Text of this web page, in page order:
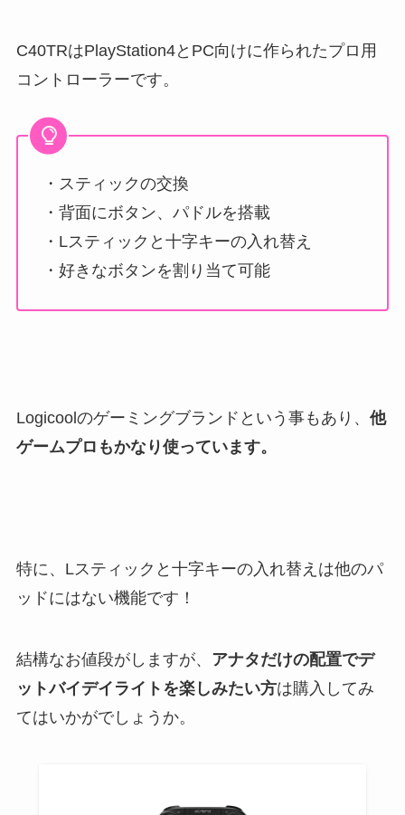
C40TRはPlayStation4とPC向けに作られたプロ用
コントローラーです。
・スティックの交換
・背面にボタン、パドルを搭載
・Lスティックと十字キーの入れ替え
・好きなボタンを割り当て可能
Logicoolのゲーミングブランドという事もあり、 他
ゲームプロもかなり使っています。
特に、Lスティックと十字キーの入れ替えは他のパ
ッドにはない機能です！
結構なお値段がしますが、 アナタだけの配置でデ
ットバイデイライトを楽しみたい方は購入してみ
てはいかがでしょうか。